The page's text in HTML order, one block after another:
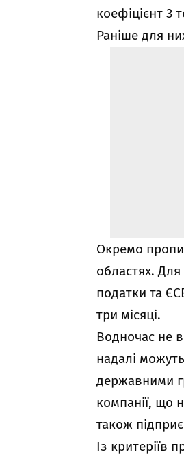
коефіцієнт 3
Раніше для
Окремо
областях.
податки та
три місяці.
Водночас не
надалі
державними
компанії, що
також
Із критеріїв